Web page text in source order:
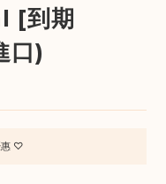
[到期
口)
惠 ♡